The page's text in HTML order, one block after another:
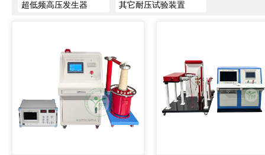
超低频高压发生器
其它耐压试验装置